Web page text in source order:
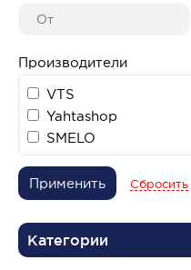
Производители
VTS
Yahtashop
SMELO
Применить Сбросить
Категории